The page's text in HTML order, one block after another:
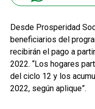
Desde Prosperidad
beneficiarios del
recibirán el pago a
2022. “Los hogares
del ciclo 12 y los
2022, según aplique”.